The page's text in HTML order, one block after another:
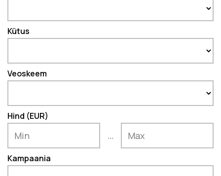
Kütus
Veoskeem
Hind (EUR)
...
Kampaania